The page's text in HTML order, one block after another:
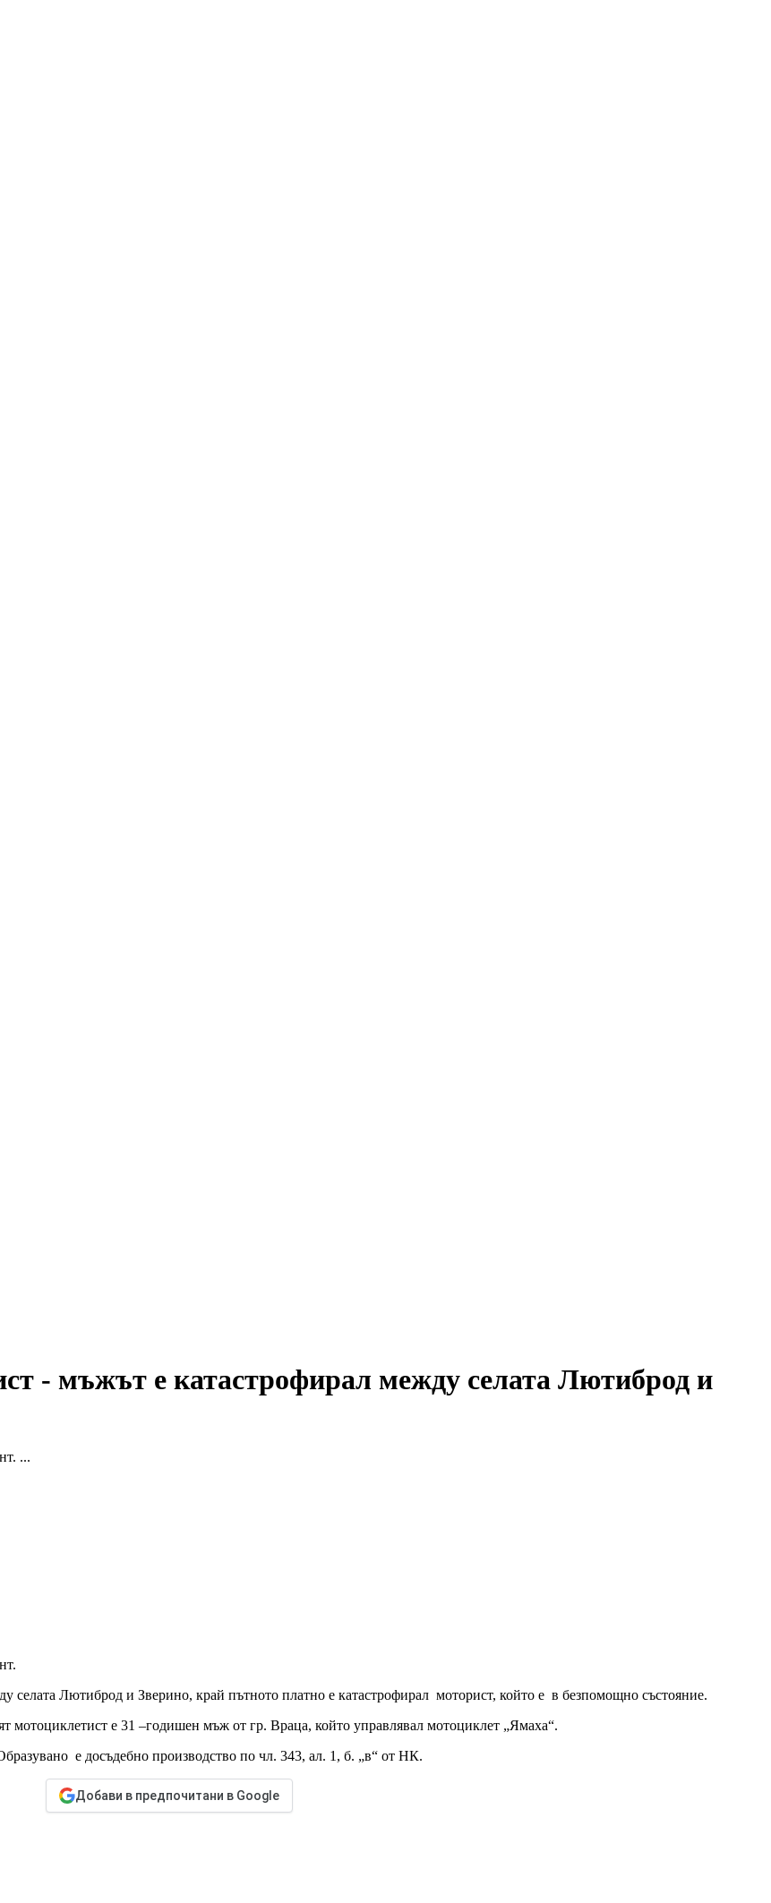
- мъжът е катастрофирал между селата Лютиброд и
...
Лютиброд и Зверино, край пътното платно е катастрофирал моторист, който е в безпомощно състояние.
мотоциклетист е 31 –годишен мъж от гр. Враца, който управлявал мотоциклет „Ямаха“.
е досъдебно производство по чл. 343, ал. 1, б. „в“ от НК.
Добави в предпочитани в Google